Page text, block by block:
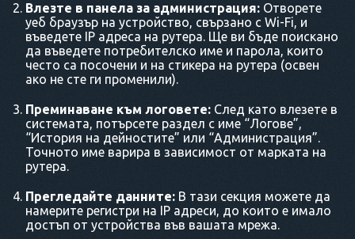
Влезте в панела за администрация: Отворете
уеб браузър на устройство, свързано с Wi-Fi, и
въведете IP адреса на рутера. Ще ви бъде поискано
да въведете потребителско име и парола, които
често са посочени и на стикера на рутера (освен
ако не сте ги променили).
Преминаване към логовете: След като влезете в
системата, потърсете раздел с име “Логове”,
“История на дейностите” или “Администрация”.
Точното име варира в зависимост от марката на
рутера.
Прегледайте данните: В тази секция можете да
намерите регистри на IP адреси, до които е имало
достъп от устройства във вашата мрежа.